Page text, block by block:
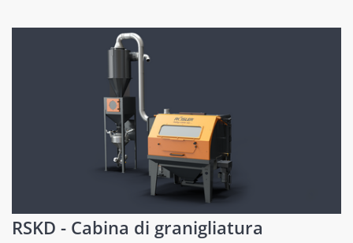
RSKD - Cabina di granigliatura